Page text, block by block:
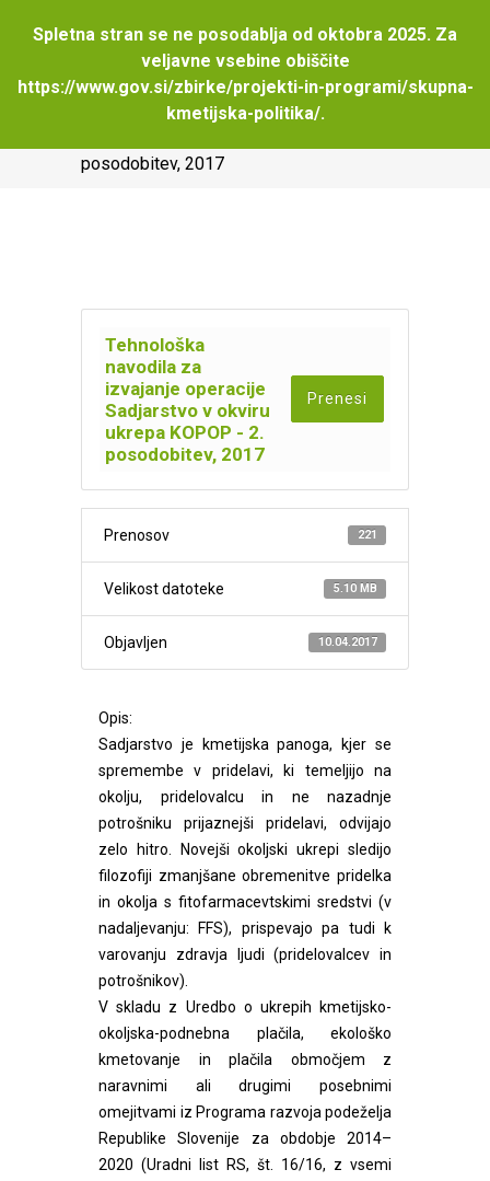
Spletna stran se ne posodablja od oktobra 2025. Za
veljavne vsebine obiščite
https://www.gov.si/zbirke/projekti-in-programi/skupna-
kmetijska-politika/.
Tehnološka navodila za izvajanje operacije
posodobitev, 2017
Tehnološka
navodila za
izvajanje operacije
Sadjarstvo v okviru
ukrepa KOPOP - 2.
posodobitev, 2017
Prenesi
Prenosov 221
Velikost datoteke 5.10 MB
Objavljen 10.04.2017
Opis:
Sadjarstvo je kmetijska panoga, kjer se
spremembe v pridelavi, ki temeljijo na
okolju, pridelovalcu in ne nazadnje
potrošniku prijaznejši pridelavi, odvijajo
zelo hitro. Novejši okoljski ukrepi sledijo
filozofiji zmanjšane obremenitve pridelka
in okolja s fitofarmacevtskimi sredstvi (v
nadaljevanju: FFS), prispevajo pa tudi k
varovanju zdravja ljudi (pridelovalcev in
potrošnikov).
V skladu z Uredbo o ukrepih kmetijsko-
okoljska-podnebna plačila, ekološko
kmetovanje in plačila območjem z
naravnimi ali drugimi posebnimi
omejitvami iz Programa razvoja podeželja
Republike Slovenije za obdobje 2014–
2020 (Uradni list RS, št. 16/16, z vsemi